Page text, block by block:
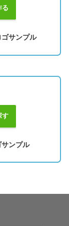
る
す